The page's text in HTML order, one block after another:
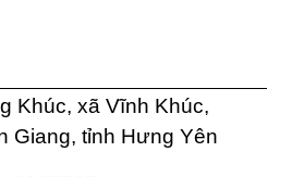
Khúc, xã Vĩnh Khúc,
Giang, tỉnh Hưng Yên